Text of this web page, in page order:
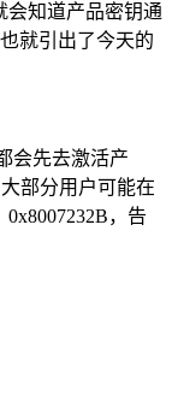
会知道产品密钥通
就引出了今天的
会先去激活产
大部分用户可能在
，告